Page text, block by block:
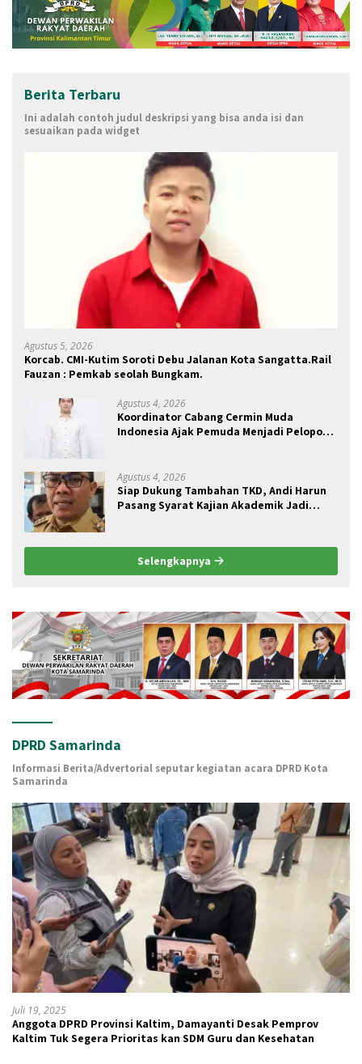
Berita Terbaru
Ini adalah contoh judul deskripsi yang bisa anda isi dan
sesuaikan pada widget
Agustus 5, 2026
Korcab. CMI-Kutim Soroti Debu Jalanan Kota Sangatta.Rail
Fauzan : Pemkab seolah Bungkam.
Agustus 4, 2026
Koordinator Cabang Cermin Muda
Indonesia Ajak Pemuda Menjadi Pelopor
Agustus 4, 2026
Siap Dukung Tambahan TKD, Andi Harun
Pasang Syarat Kajian Akademik Jadi
Selengkapnya
DPRD Samarinda
Informasi Berita/Advertorial seputar kegiatan acara DPRD Kota
Samarinda
Juli 19, 2025
Anggota DPRD Provinsi Kaltim, Damayanti Desak Pemprov
Kaltim Tuk Segera Prioritas kan SDM Guru dan Kesehatan